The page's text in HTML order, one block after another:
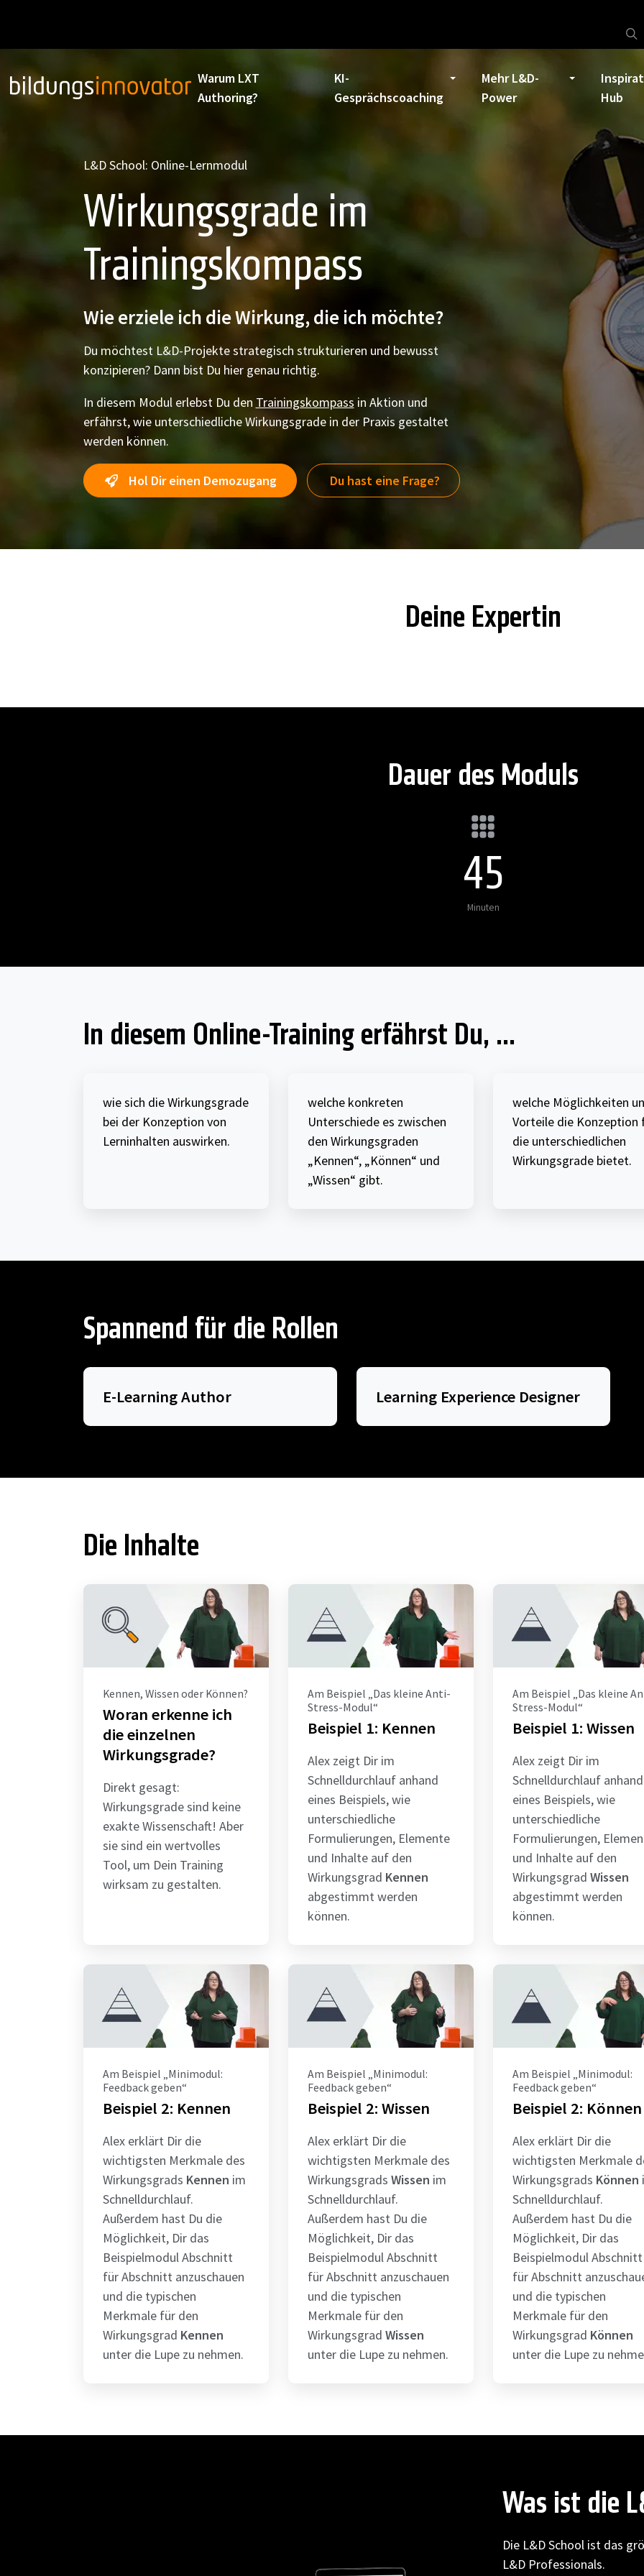
Warum LXT
Authoring?
KI-
Gesprächscoaching
Mehr L&D-
Power
Hub
L&D School: Online-Lernmodul
Wirkungsgrade im
Trainingskompass
Wie erziele ich die Wirkung, die ich möchte?
Du möchtest L&D-Projekte strategisch strukturieren und bewusst
konzipieren? Dann bist Du hier genau richtig.
In diesem Modul erlebst Du den Trainingskompass in Aktion und
erfährst, wie unterschiedliche Wirkungsgrade in der Praxis gestaltet
werden können.
Hol Dir einen Demozugang Du hast eine Frage?
Deine Expertin
Dauer des Moduls
45
Minuten
In diesem Online-Training erfährst Du, ...
wie sich die Wirkungsgrade
bei der Konzeption von
Lerninhalten auswirken.
welche konkreten
Unterschiede es zwischen
den Wirkungsgraden
„Kennen“, „Können“ und
„Wissen“ gibt.
welche Möglichkeiten
Vorteile die Konzeption
die unterschiedlichen
Wirkungsgrade bietet.
Spannend für die Rollen
E-Learning Author Learning Experience Designer
Die Inhalte
Kennen, Wissen oder Können?
Woran erkenne ich
die einzelnen
Wirkungsgrade?
Direkt gesagt:
Wirkungsgrade sind keine
exakte Wissenschaft! Aber
sie sind ein wertvolles
Tool, um Dein Training
wirksam zu gestalten.
Am Beispiel „Das kleine Anti-
Stress-Modul“
Beispiel 1: Kennen
Alex zeigt Dir im
Schnelldurchlauf anhand
eines Beispiels, wie
unterschiedliche
Formulierungen, Elemente
und Inhalte auf den
Wirkungsgrad Kennen
abgestimmt werden
können.
Am Beispiel „Das kleine
Stress-Modul“
Beispiel 1: Wissen
Alex zeigt Dir im
Schnelldurchlauf anhand
eines Beispiels, wie
unterschiedliche
Formulierungen,
und Inhalte auf den
Wirkungsgrad Wissen
abgestimmt werden
können.
Am Beispiel „Minimodul:
Feedback geben“
Beispiel 2: Kennen
Alex erklärt Dir die
wichtigsten Merkmale des
Wirkungsgrads Kennen im
Schnelldurchlauf.
Außerdem hast Du die
Möglichkeit, Dir das
Beispielmodul Abschnitt
für Abschnitt anzuschauen
und die typischen
Merkmale für den
Wirkungsgrad Kennen
unter die Lupe zu nehmen.
Am Beispiel „Minimodul:
Feedback geben“
Beispiel 2: Wissen
Alex erklärt Dir die
wichtigsten Merkmale des
Wirkungsgrads Wissen im
Schnelldurchlauf.
Außerdem hast Du die
Möglichkeit, Dir das
Beispielmodul Abschnitt
für Abschnitt anzuschauen
und die typischen
Merkmale für den
Wirkungsgrad Wissen
unter die Lupe zu nehmen.
Am Beispiel „Minimodul:
Feedback geben“
Beispiel 2: Können
Alex erklärt Dir die
wichtigsten Merkmale
Wirkungsgrads Können
Schnelldurchlauf.
Außerdem hast Du die
Möglichkeit, Dir das
Beispielmodul Abschnitt
für Abschnitt
und die typischen
Merkmale für den
Wirkungsgrad Können
unter die Lupe zu
Was ist die
Die L&D School ist das
L&D Professionals.